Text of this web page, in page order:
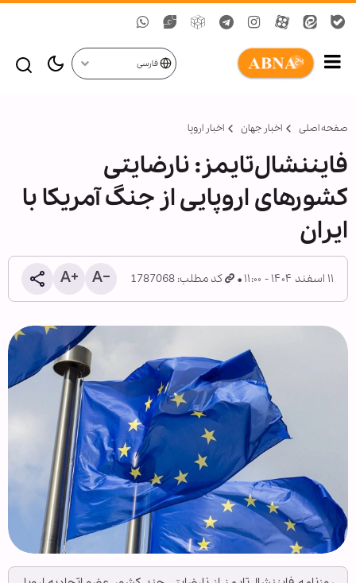
فارسی
صفحه اصلی اخبار جهان اخبار اروپا
فایننشال‌تایمز: نارضایتی
کشورهای اروپایی از جنگ آمریکا با
ایران
۱۱ اسفند ۱۴۰۴ - ۱۱:۰۰ کد مطلب: 1787068